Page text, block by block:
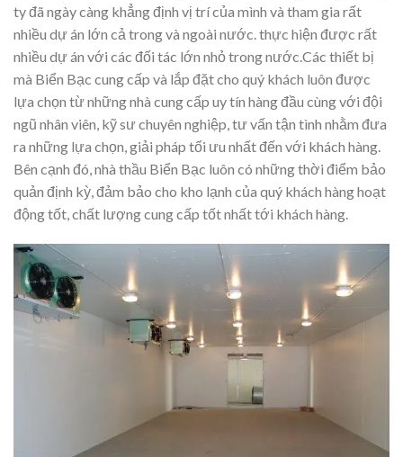
ty đã ngày càng khẳng định vị trí của mình và tham gia rất
nhiều dự án lớn cả trong và ngoài nước. thực hiện được rất
nhiều dự án với các đối tác lớn nhỏ trong nước.Các thiết bị
mà Biển Bạc cung cấp và lắp đặt cho quý khách luôn được
lựa chọn từ những nhà cung cấp uy tín hàng đầu cùng với đội
ngũ nhân viên, kỹ sư chuyên nghiệp, tư vấn tận tình nhằm đưa
ra những lựa chọn, giải pháp tối ưu nhất đến với khách hàng.
Bên cạnh đó, nhà thầu Biển Bạc luôn có những thời điểm bảo
quản định kỳ, đảm bảo cho kho lạnh của quý khách hàng hoạt
động tốt, chất lượng cung cấp tốt nhất tới khách hàng.